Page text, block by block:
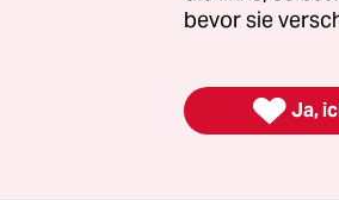
Wirtschaftsministerium,
Gremiums ist für den
auch die offizielle
bevor sie
 Ja,